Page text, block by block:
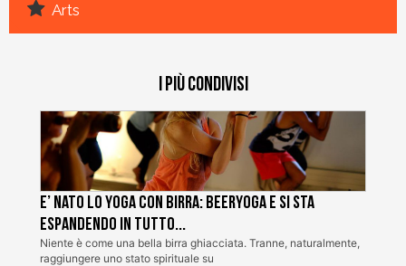
Arts
I più condivisi
E’ nato lo Yoga con Birra: BeerYoga e si sta
espandendo in tutto...
Niente è come una bella birra ghiacciata. Tranne, naturalmente,
raggiungere uno stato spirituale su